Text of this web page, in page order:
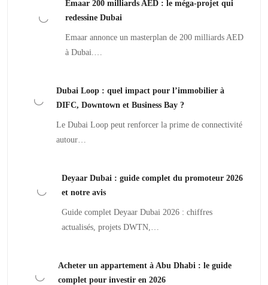
Emaar 200 milliards AED : le méga-projet qui
redessine Dubai
Emaar annonce un masterplan de 200 milliards AED
à Dubai.…
Dubai Loop : quel impact pour l’immobilier à
DIFC, Downtown et Business Bay ?
Le Dubai Loop peut renforcer la prime de connectivité
autour…
Deyaar Dubai : guide complet du promoteur 2026
et notre avis
Guide complet Deyaar Dubai 2026 : chiffres
actualisés, projets DWTN,…
Acheter un appartement à Abu Dhabi : le guide
complet pour investir en 2026